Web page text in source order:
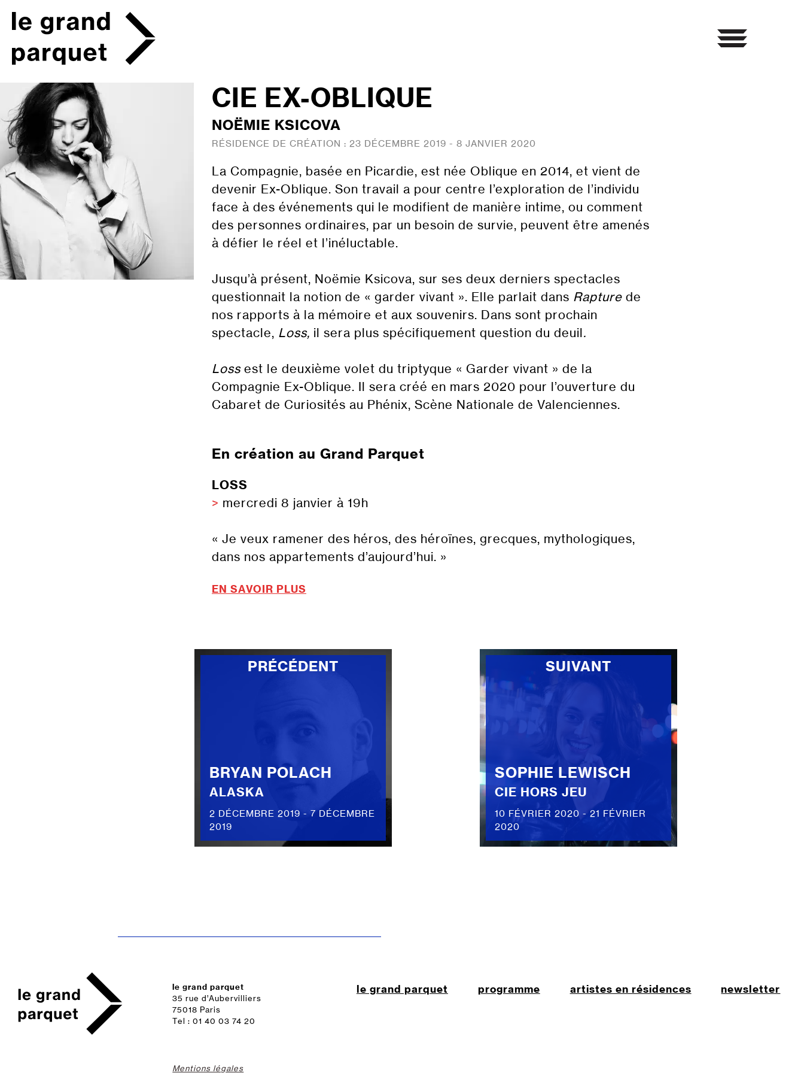
Skip
to
content
CIE EX-OBLIQUE
NOËMIE KSICOVA
RÉSIDENCE DE CRÉATION : 23 DÉCEMBRE 2019 - 8 JANVIER 2020
La Compagnie, basée en Picardie, est née Oblique en 2014, et vient de
devenir Ex-Oblique. Son travail a pour centre l’exploration de l’individu
face à des événements qui le modifient de manière intime, ou comment
des personnes ordinaires, par un besoin de survie, peuvent être amenés
à défier le réel et l’inéluctable.
Jusqu’à présent, Noëmie Ksicova, sur ses deux derniers spectacles
questionnait la notion de « garder vivant ». Elle parlait dans Rapture de
nos rapports à la mémoire et aux souvenirs. Dans sont prochain
spectacle, Loss, il sera plus spécifiquement question du deuil.
Lossest le deuxième volet du triptyque « Garder vivant » de la
Compagnie Ex-Oblique. Il sera créé en mars 2020 pour l’ouverture du
Cabaret de Curiosités au Phénix, Scène Nationale de Valenciennes.
En création au Grand Parquet
LOSS
> mercredi 8 janvier à 19h
« Je veux ramener des héros, des héroïnes, grecques, mythologiques,
dans nos appartements d’aujourd’hui. »
EN SAVOIR PLUS
PRÉCÉDENT
BRYAN POLACH
ALASKA
2 DÉCEMBRE 2019 - 7 DÉCEMBRE
2019
SUIVANT
SOPHIE LEWISCH
CIE HORS JEU
10 FÉVRIER 2020 - 21 FÉVRIER
2020
le grand parquet
35 rue d’Aubervilliers
75018 Paris
Tel : 01 40 03 74 20
Mentions légales
le grand parquet programme artistes en résidences newsletter